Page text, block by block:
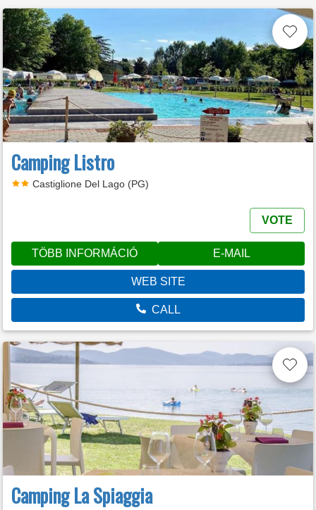
Camping Listro
Castiglione Del Lago (PG)
VOTE
TÖBB INFORMÁCIÓ E-MAIL
WEB SITE
CALL
Camping La Spiaggia